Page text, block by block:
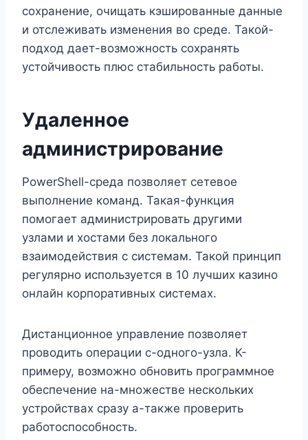
сохранение, очищать кэшированные данные
и отслеживать изменения во среде. Такой-
подход дает-возможность сохранять
устойчивость плюс стабильность работы.
Удаленное
администрирование
PowerShell-среда позволяет сетевое
выполнение команд. Такая-функция
помогает администрировать другими
узлами и хостами без локального
взаимодействия с системам. Такой принцип
регулярно используется в 10 лучших казино
онлайн корпоративных системах.
Дистанционное управление позволяет
проводить операции с-одного-узла. К-
примеру, возможно обновить программное
обеспечение на-множестве нескольких
устройствах сразу а-также проверить
работоспособность.